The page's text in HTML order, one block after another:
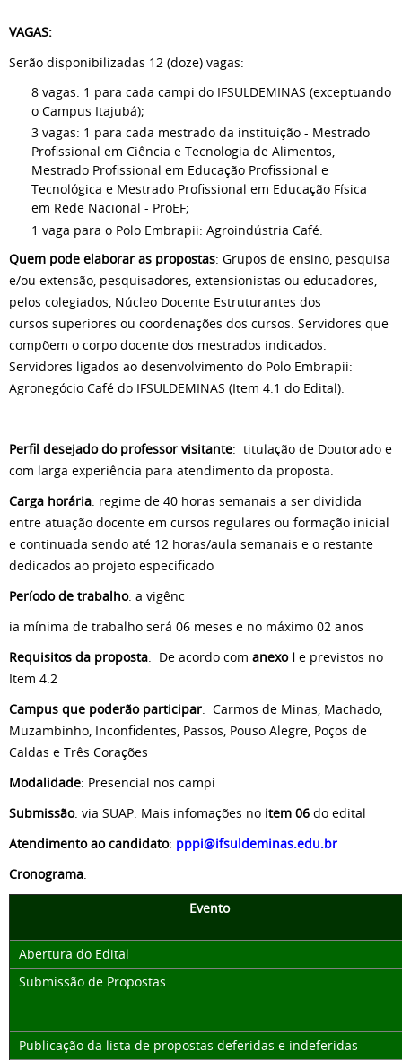
VAGAS:
Serão disponibilizadas 12 (doze) vagas:
8 vagas: 1 para cada campi do IFSULDEMINAS (exceptuando
o Campus Itajubá);
3 vagas: 1 para cada mestrado da instituição - Mestrado
Profissional em Ciência e Tecnologia de Alimentos,
Mestrado Profissional em Educação Profissional e
Tecnológica e Mestrado Profissional em Educação Física
em Rede Nacional - ProEF;
1 vaga para o Polo Embrapii: Agroindústria Café.
Quem pode elaborar as propostas: Grupos de ensino, pesquisa
e/ou extensão, pesquisadores, extensionistas ou educadores,
pelos colegiados, Núcleo Docente Estruturantes dos
cursos superiores ou coordenações dos cursos. Servidores que
compõem o corpo docente dos mestrados indicados.
Servidores ligados ao desenvolvimento do Polo Embrapii:
Agronegócio Café do IFSULDEMINAS (Item 4.1 do Edital).
Perfil desejado do professor visitante: titulação de Doutorado e
com larga experiência para atendimento da proposta.
Carga horária: regime de 40 horas semanais a ser dividida
entre atuação docente em cursos regulares ou formação inicial
e continuada sendo até 12 horas/aula semanais e o restante
dedicados ao projeto especificado
Período de trabalho: a vigênc
ia mínima de trabalho será 06 meses e no máximo 02 anos
Requisitos da proposta: De acordo com anexo I e previstos no
Item 4.2
Campus que poderão participar: Carmos de Minas, Machado,
Muzambinho, Inconfidentes, Passos, Pouso Alegre, Poços de
Caldas e Três Corações
Modalidade: Presencial nos campi
Submissão: via SUAP. Mais infomações no item 06 do edital
Atendimento ao candidato: pppi@ifsuldeminas.edu.br
Cronograma:
Evento
Abertura do Edital
Submissão de Propostas
Publicação da lista de propostas deferidas e indeferidas